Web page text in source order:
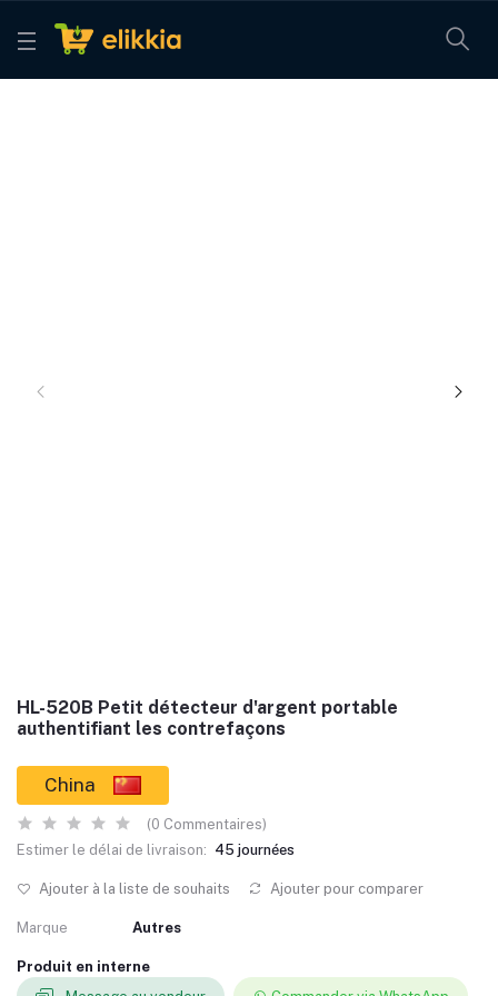
HL-520B Petit détecteur d'argent portable
authentifiant les contrefaçons
China
(0 Commentaires)
Estimer le délai de livraison: 45 journées
Ajouter à la liste de souhaits Ajouter pour comparer
Marque Autres
Produit en interne